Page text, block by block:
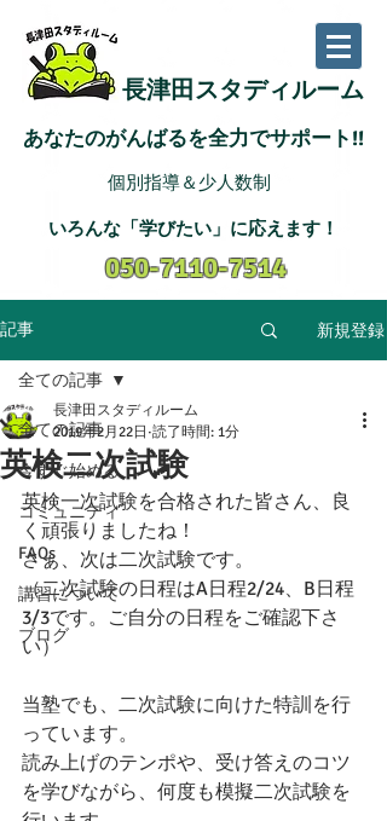
長津田スタディルーム
あなたのがんばるを全力でサポート!!
個別指導＆少人数制
いろんな「学びたい 」に応えます ！
050-7110-7514
記事 新規登録
全ての記事
今すぐ始める
コミュニティ
FAQs
講習について
ブログ
全ての記事
英検二次試験
長津田スタディルーム
2019年2月22日 読了時間: 1分
英検一次試験を合格された皆さん、良
く頑張りましたね！
さぁ、次は二次試験です。
（二次試験の日程はA日程2/24、B日程
3/3です。ご自分の日程をご確認下さ
い）
当塾でも、二次試験に向けた特訓を行
っています。
読み上げのテンポや、受け答えのコツ
を学びながら、何度も模擬二次試験を